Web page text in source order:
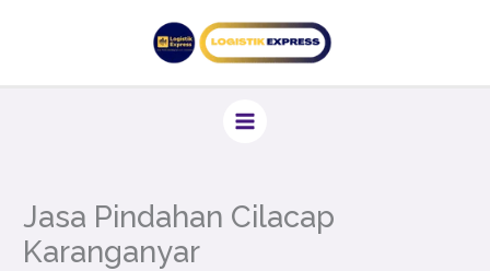
Jasa Pindahan Cilacap
Karanganyar